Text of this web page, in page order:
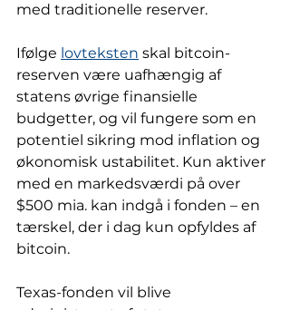
med traditionelle reserver.
Ifølge lovteksten skal bitcoin-
reserven være uafhængig af
statens øvrige finansielle
budgetter, og vil fungere som en
potentiel sikring mod inflation og
økonomisk ustabilitet. Kun aktiver
med en markedsværdi på over
$500 mia. kan indgå i fonden – en
tærskel, der i dag kun opfyldes af
bitcoin.
Texas-fonden vil blive